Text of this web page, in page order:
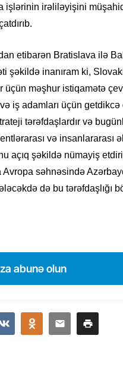
işlərinin irəliləyişini
etibarən Bratislava ilə
şəkildə inanıram ki,
üçün məşhur istiqamətə
iş adamları üçün
tərəfdaşlardır və
və insanlararası
açıq şəkildə nümayiş
səhnəsində
də bu tərəfdaşlığı
abunə olun